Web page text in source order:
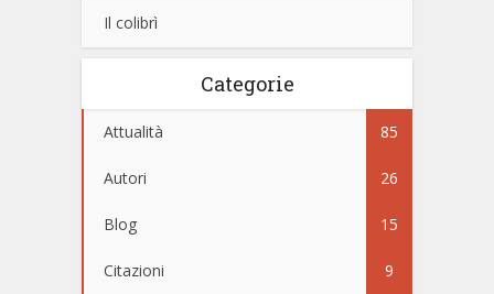
Il colibrì
Categorie
Attualità 85
Autori 26
Blog 15
Citazioni 9